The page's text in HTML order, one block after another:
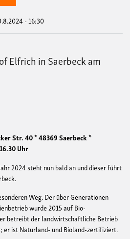
- 16:30
Elfrich in Saerbeck am
Str. 40 * 48369 Saerbeck *
Uhr
2024 steht nun bald an und dieser führt
Weg. Der über Generationen
wurde 2015 auf Bio-
betreibt der landwirtschaftliche Betrieb
er ist Naturland- und Bioland-zertifiziert.